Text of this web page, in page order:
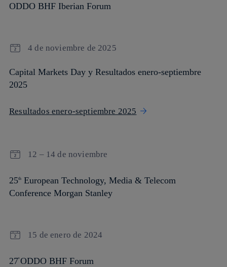
ODDO BHF Iberian Forum
4 de noviembre de 2025
Capital Markets Day y Resultados enero-septiembre
2025
Resultados enero-septiembre 2025
12 – 14 de noviembre
25th European Technology, Media & Telecom
Conference Morgan Stanley
15 de enero de 2024
27ºODDO BHF Forum